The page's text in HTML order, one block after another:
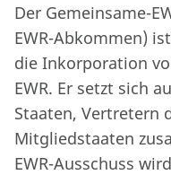
Der Gemeinsame-
EWR-Abkommen)
die Inkorporation
EWR. Er setzt sich
Staaten, Vertretern
Mitgliedstaaten
EWR-Ausschuss